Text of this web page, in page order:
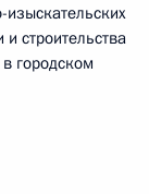
строительства
городском